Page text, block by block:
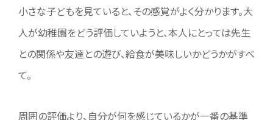
小さな子どもを見ていると、その感覚がよく分かります。大
人が幼稚園をどう評価していようと、本人にとっては先生
との関係や友達との遊び、給食が美味しいかどうかがすべ
て。
周囲の評価より、自分が何を感じているかが一番の基準